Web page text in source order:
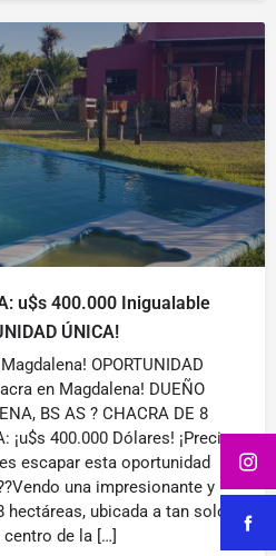
u$s 400.000 Inigualable
ÚNICA!
OPORTUNIDAD
en Magdalena! DUEÑO
BS AS ? CHACRA DE 8
¡u$s 400.000 Dólares! ¡Precio
escapar esta oportunidad
una impresionante y
ubicada a tan solo
de la […]